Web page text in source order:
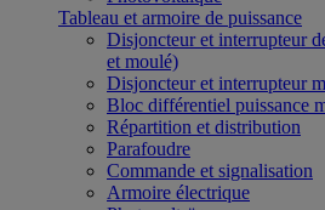
Tableau et armoire de puissance
Disjoncteur et interrupteur
et moulé)
Disjoncteur et interrupteur
Bloc différentiel puissance
Répartition et distribution
Parafoudre
Commande et signalisation
Armoire électrique